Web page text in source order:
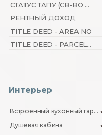
СТАТУС ТАПУ (СВ-ВО О ПРАВЕ СОБСТВЕННОСТИ)
РЕНТНЫЙ ДОХОД
TITLE DEED - AREA NO
TITLE DEED - PARCEL NO
Интерьер
Встроенный кухонный гарнитур
Душевая кабина